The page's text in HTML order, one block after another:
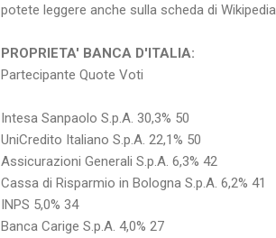
potete leggere anche sulla scheda di
PROPRIETA' BANCA D'ITALIA:
Partecipante Quote Voti
Intesa Sanpaolo S.p.A. 30,3% 50
UniCredito Italiano S.p.A. 22,1% 50
Assicurazioni Generali S.p.A. 6,3% 42
Cassa di Risparmio in Bologna S.p.A. 6,2% 41
INPS 5,0% 34
Banca Carige S.p.A. 4,0% 27